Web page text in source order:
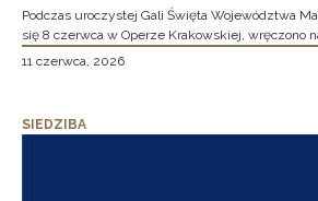
Podczas uroczystej Gali Święta Województwa
się 8 czerwca w Operze Krakowskiej, wręczono
11 czerwca, 2026
SIEDZIBA